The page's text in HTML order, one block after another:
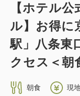
【ホテル
ル】お得
駅」八条東
クセス＜朝
朝食 現